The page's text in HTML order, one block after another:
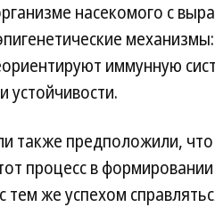
насекомого с
иммунную
устойчивости.
также предположили,
процесс в
тем же успехом